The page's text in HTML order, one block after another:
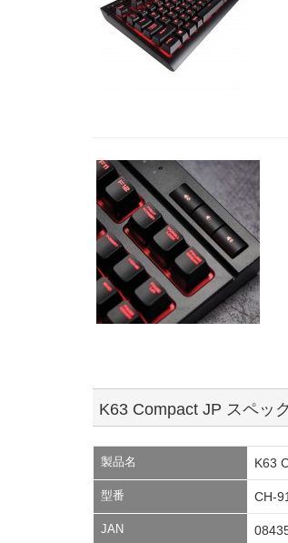
K63 Compact JP スペック
製品名 K63
型番 CH-
JAN